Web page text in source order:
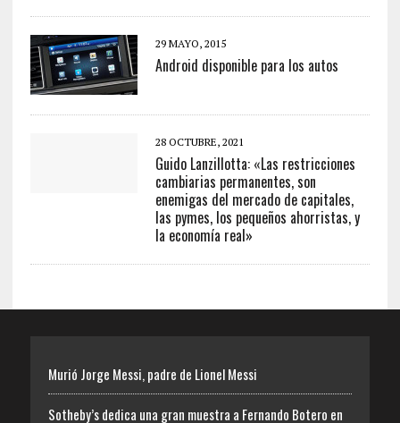
29 MAYO, 2015
Android disponible para los autos
28 OCTUBRE, 2021
Guido Lanzillotta: «Las restricciones
cambiarias permanentes, son
enemigas del mercado de capitales,
las pymes, los pequeños ahorristas, y
la economía real»
Murió Jorge Messi, padre de Lionel Messi
Sotheby’s dedica una gran muestra a Fernando Botero en